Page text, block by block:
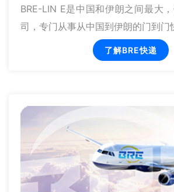
BRE-LIN E是中国和伊朗之间最大
司，专门从事从中国到伊朗的门到门
了解BRE快递